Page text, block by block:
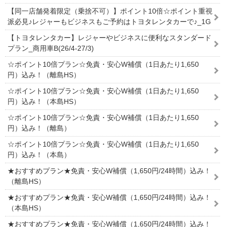
【同一店舗発着限定（乗捨不可）】ポイント10倍☆ポイント重視
派必見♪レジャーもビジネスもご予約はトヨタレンタカーで♪_1G
【トヨタレンタカー】レジャーやビジネスに便利なスタンダード
プラン_商用車B(26/4-27/3)
☆ポイント10倍プラン☆免責・安心W補償（1日あたり1,650
円）込み！（離島HS）
☆ポイント10倍プラン☆免責・安心W補償（1日あたり1,650
円）込み！（本島HS）
☆ポイント10倍プラン☆免責・安心W補償（1日あたり1,650
円）込み！（離島）
☆ポイント10倍プラン☆免責・安心W補償（1日あたり1,650
円）込み！（本島）
★おすすめプラン★免責・安心W補償（1,650円/24時間）込み！
（離島HS）
★おすすめプラン★免責・安心W補償（1,650円/24時間）込み！
（本島HS）
★おすすめプラン★免責・安心W補償（1,650円/24時間）込み！